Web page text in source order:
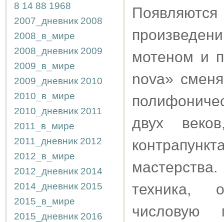
8 14 88 1968
2007_дневник 2008
2008_в_мире
2008_дневник 2009
2009_в_мире
2009_дневник 2010
2010_в_мире
2010_дневник 2011
2011_в_мире
2011_дневник 2012
2012_в_мире
2012_дневник 2014
2014_дневник 2015
2015_в_мире
2015_дневник 2016
мотеном и
nova»
двух
техника,
числовую